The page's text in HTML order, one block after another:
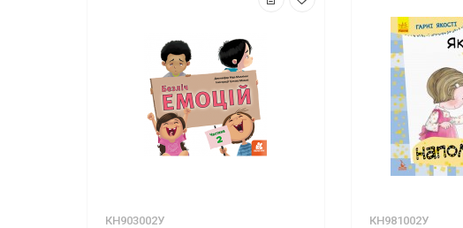
КН903002У КН981002У